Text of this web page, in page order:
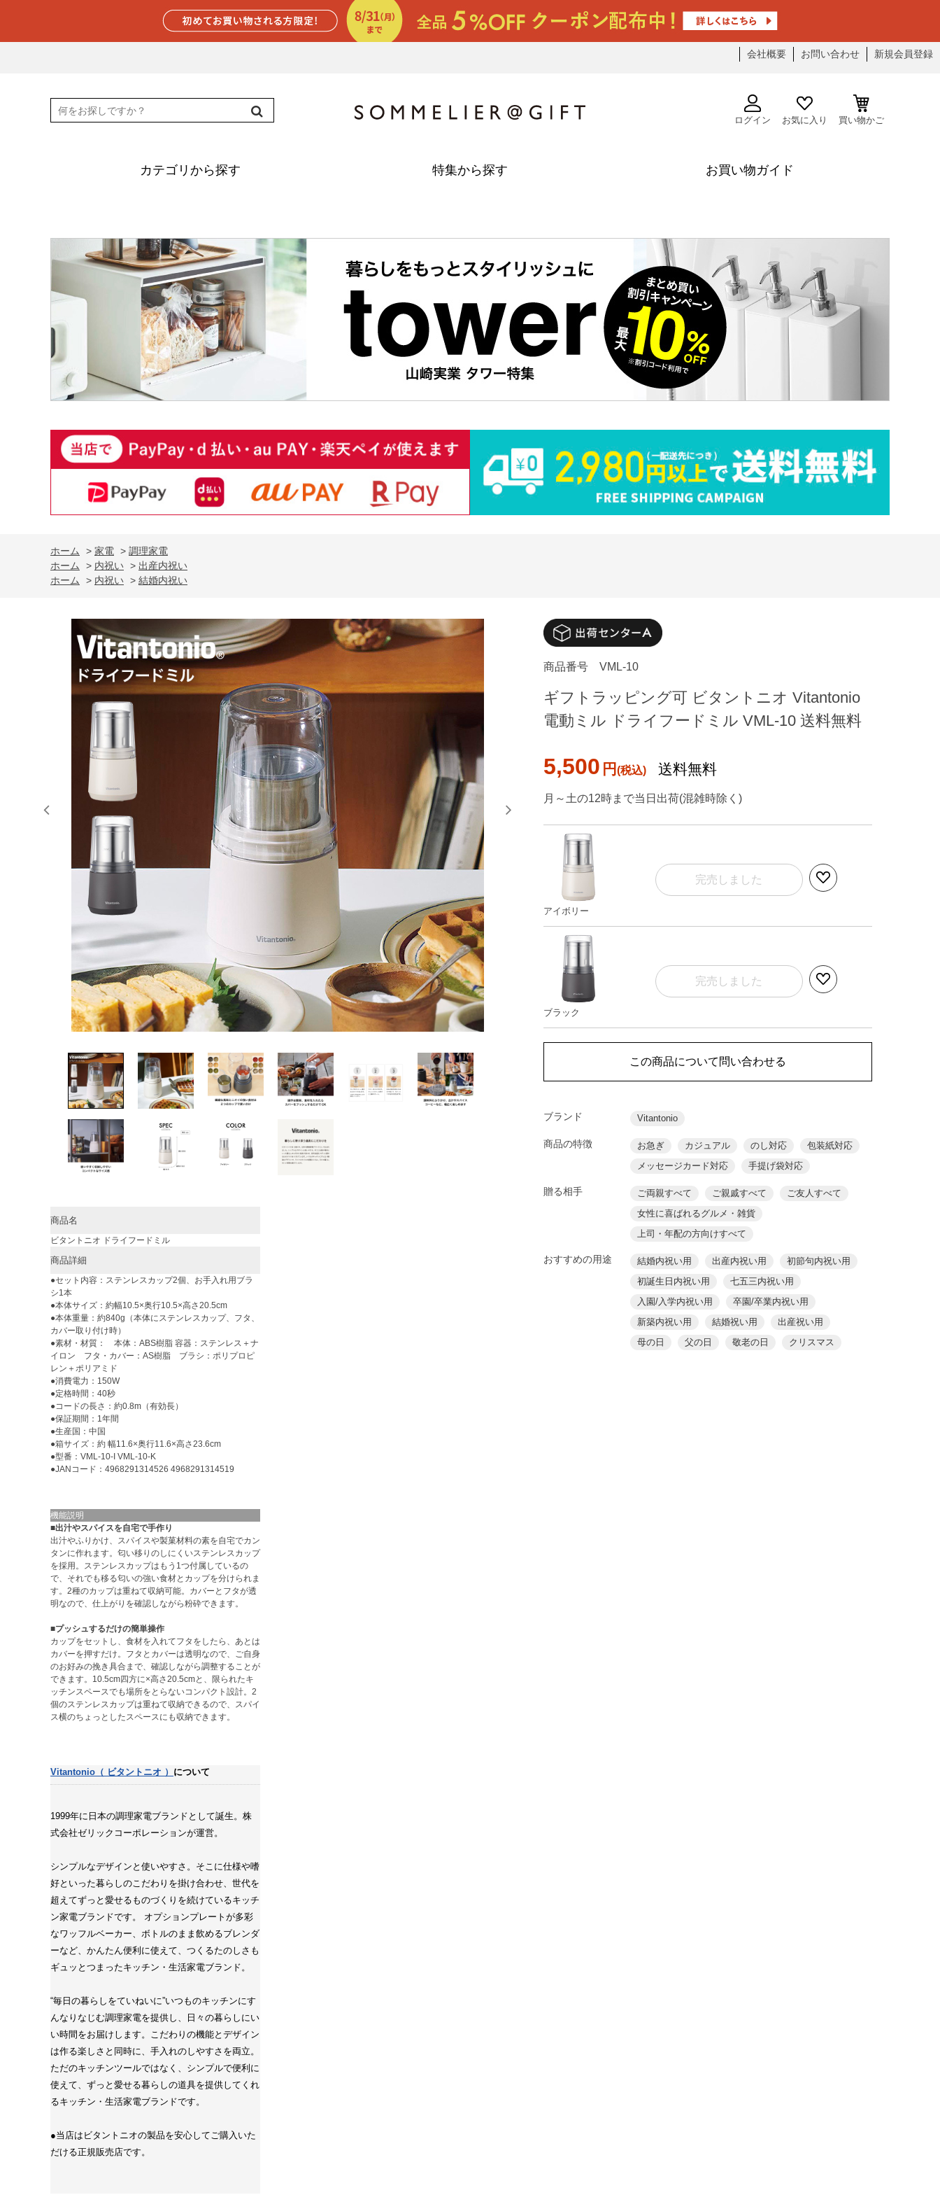
会社概要 お問い合わせ 新規会員登録
ログイン お気に入り 買い物かご
カテゴリから探す 特集から探す お買い物ガイド
ホーム > 家電 > 調理家電
ホーム
> 内祝い > 出産内祝い
ホーム
> 内祝い > 結婚内祝い
商品名
ビタントニオ ドライフードミル
商品詳細
●セット内容：ステンレスカップ2個、お手入れ用ブラ
シ1本
●本体サイズ：約幅10.5×奥行10.5×高さ20.5cm
●本体重量：約840g（本体にステンレスカップ、フタ、
カバー取り付け時）
●素材・材質： 本体：ABS樹脂 容器：ステンレス＋ナ
イロン フタ・カバー：AS樹脂 ブラシ：ポリプロピ
レン＋ポリアミド
●消費電力：150W
●定格時間：40秒
●コードの長さ：約0.8m（有効長）
●保証期間：1年間
●生産国：中国
●箱サイズ：約 幅11.6×奥行11.6×高さ23.6cm
●型番：VML-10-I VML-10-K
●JANコード：4968291314526 4968291314519
機能説明
■出汁やスパイスを自宅で手作り
出汁やふりかけ、スパイスや製菓材料の素を自宅でカン
タンに作れます。匂い移りのしにくいステンレスカップ
を採用。ステンレスカップはもう1つ付属しているの
で、それでも移る匂いの強い食材とカップを分けられま
す。2種のカップは重ねて収納可能。カバーとフタが透
明なので、仕上がりを確認しながら粉砕できます。
■プッシュするだけの簡単操作
カップをセットし、食材を入れてフタをしたら、あとは
カバーを押すだけ。フタとカバーは透明なので、ご自身
のお好みの挽き具合まで、確認しながら調整することが
できます。10.5cm四方に×高さ20.5cmと、限られたキ
ッチンスペースでも場所をとらないコンパクト設計。2
個のステンレスカップは重ねて収納できるので、スパイ
ス横のちょっとしたスペースにも収納できます。
Vitantonio（ ビタントニオ ） について
1999年に日本の調理家電ブランドとして誕生。株
式会社ゼリックコーポレーションが運営。
シンプルなデザインと使いやすさ。そこに仕様や嗜
好といった暮らしのこだわりを掛け合わせ、世代を
超えてずっと愛せるものづくりを続けているキッチ
ン家電ブランドです。 オプションプレートが多彩
なワッフルベーカー、ボトルのまま飲めるブレンダ
ーなど、かんたん便利に使えて、つくるたのしさも
ギュッとつまったキッチン・生活家電ブランド。
“毎日の暮らしをていねいに”いつものキッチンにす
んなりなじむ調理家電を提供し、日々の暮らしにい
い時間をお届けします。こだわりの機能とデザイン
は作る楽しさと同時に、手入れのしやすさを両立。
ただのキッチンツールではなく、シンプルで便利に
使えて、ずっと愛せる暮らしの道具を提供してくれ
るキッチン・生活家電ブランドです。
●当店はビタントニオの製品を安心してご購入いた
だける正規販売店です。
商品番号 VML-10
ギフトラッピング可 ビタントニオ Vitantonio
電動ミル ドライフードミル VML-10 送料無料
5,500 円 送料無料
月～土の12時まで当日出荷(混雑時除く)
アイボリー
完売しました
ブラック
完売しました
この商品について問い合わせる
ブランド Vitantonio
商品の特徴 お急ぎ カジュアル のし対応
包装紙対応
メッセージカード対応
手提げ袋対応
贈る相手 ご両親すべて ご親戚すべて
ご友人すべて
女性に喜ばれるグルメ・雑貨
上司・年配の方向けすべて
おすすめの用途 結婚内祝い用 出産内祝い用
初節句内祝い用
初誕生日内祝い用
七五三内祝い用
入園/入学内祝い用
卒園/卒業内祝い用
新築内祝い用
結婚祝い用
出産祝い用
母の日
父の日 敬老の日 クリスマス